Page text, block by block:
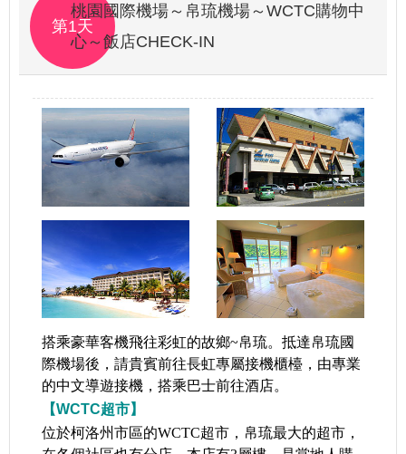
第1天
桃園國際機場～帛琉機場～WCTC購物中
心～飯店CHECK-IN
搭乘豪華客機飛往彩虹的故鄉~帛琉。抵達帛琉國
際機場後，請貴賓前往長虹專屬接機櫃檯，由專業
的中文導遊接機，搭乘巴士前往酒店。
【WCTC超市】
位於柯洛州市區的WCTC超市，帛琉最大的超市，